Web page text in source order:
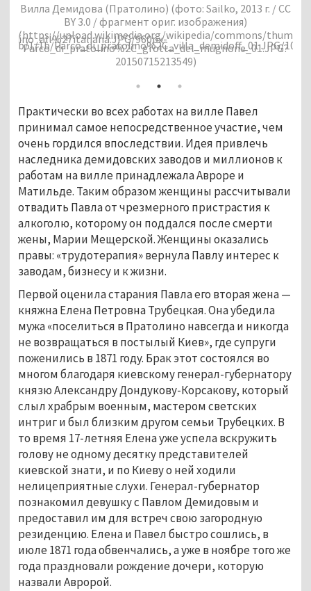
960px-
1/1b/Parco_di_pratolino%2C_villa_demidoff_01.JPG/
Вилла Демидова (Пратолино) (фото: Sailko, 2013 г. / CC
BY 3.0 / фрагмент ориг. изображения)
(https://upload.wikimedia.org/wikipedia/commons/thumb/
Parco_di_pratolino%2C_grotta_del_mugnone_01.JPG?
20150715213549)
Практически во всех работах на вилле Павел
принимал самое непосредственное участие, чем
очень гордился впоследствии. Идея привлечь
наследника демидовских заводов и миллионов к
работам на вилле принадлежала Авроре и
Матильде. Таким образом женщины рассчитывали
отвадить Павла от чрезмерного пристрастия к
алкоголю, которому он поддался после смерти
жены, Марии Мещерской. Женщины оказались
правы: «трудотерапия» вернула Павлу интерес к
заводам, бизнесу и к жизни.
Первой оценила старания Павла его вторая жена —
княжна Елена Петровна Трубецкая. Она убедила
мужа «поселиться в Пратолино навсегда и никогда
не возвращаться в постылый Киев», где супруги
поженились в 1871 году. Брак этот состоялся во
многом благодаря киевскому генерал-губернатору
князю Александру Дондукову-Корсакову, который
слыл храбрым военным, мастером светских
интриг и был близким другом семьи Трубецких. В
то время 17-летняя Елена уже успела вскружить
голову не одному десятку представителей
киевской знати, и по Киеву о ней ходили
нелицеприятные слухи. Генерал-губернатор
познакомил девушку с Павлом Демидовым и
предоставил им для встреч свою загородную
резиденцию. Елена и Павел быстро сошлись, в
июле 1871 года обвенчались, а уже в ноябре того же
года праздновали рождение дочери, которую
назвали Авророй.